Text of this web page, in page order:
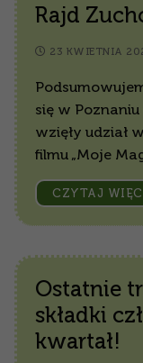
Rajd
23 KWIETNIA
się w
wzięły udział
filmu „Moje
CZYTAJ
Ostatnie
składki
kwartał!